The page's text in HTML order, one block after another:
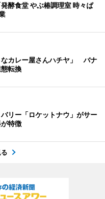
酵食堂 やぶ椿調理室 時々ぱ
なカレー屋さんハチヤ」 バナ
転換
リー「ロケットナウ」がサー
特徴